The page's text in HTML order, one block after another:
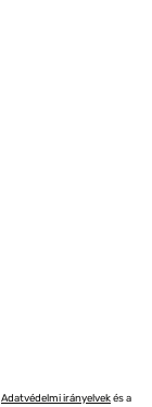
Adatvédelmi irányelvekés a